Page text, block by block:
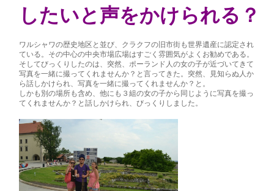
したいと声をかけられる？
ワルシャワの歴史地区と並び、クラクフの旧市街も世界遺産に認定され
ている。その中心の中央市場広場はすごく雰囲気がよくお勧めである。
そしてびっくりしたのは、突然、ポーランド人の女の子が近づいてきて
写真を一緒に撮ってくれませんか？と言ってきた。突然、見知らぬ人か
ら話しかけられ、写真を一緒に撮ってくれませんか？と。
しかも別の場所も含め、他にも３組の女の子から同じように写真を撮っ
てくれませんか？と話しかけられ、びっくりしました。